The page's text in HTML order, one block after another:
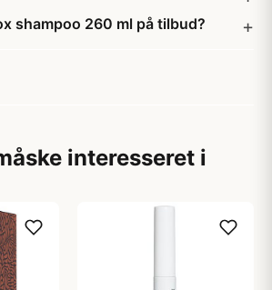
shampoo 260 ml på tilbud?
interesseret i